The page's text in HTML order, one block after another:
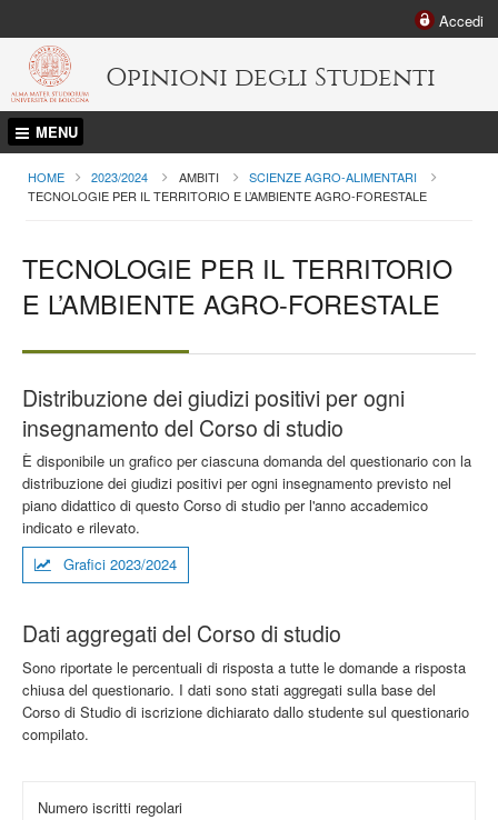
Accedi
Opinioni degli Studenti
MENU
HOME 2023/2024 AMBITI
SCIENZE AGRO-ALIMENTARI
CURRENT:
TECNOLOGIE PER IL TERRITORIO E L’AMBIENTE AGRO-FORESTALE
TECNOLOGIE PER IL TERRITORIO
E L’AMBIENTE AGRO-FORESTALE
Distribuzione dei giudizi positivi per ogni
insegnamento del Corso di studio
È disponibile un grafico per ciascuna domanda del questionario con la
distribuzione dei giudizi positivi per ogni insegnamento previsto nel
piano didattico di questo Corso di studio per l'anno accademico
indicato e rilevato.
Grafici 2023/2024
Dati aggregati del Corso di studio
Sono riportate le percentuali di risposta a tutte le domande a risposta
chiusa del questionario. I dati sono stati aggregati sulla base del
Corso di Studio di iscrizione dichiarato dallo studente sul questionario
compilato.
Numero iscritti regolari